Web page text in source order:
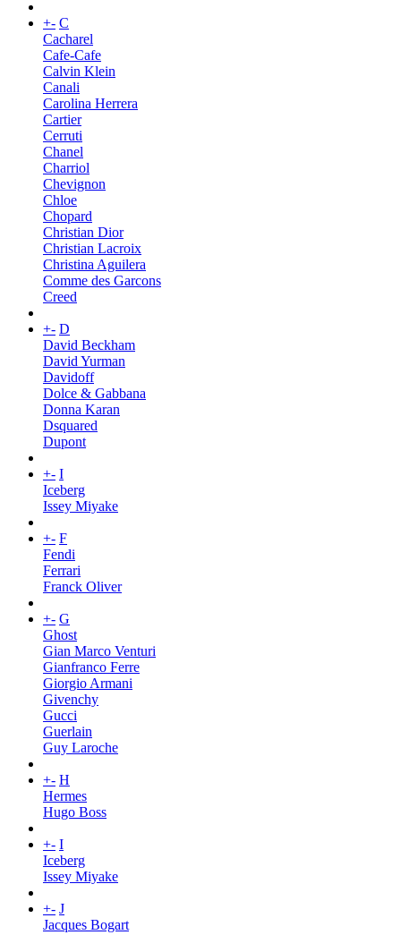
+- C
Cacharel
Cafe-Cafe
Calvin Klein
Canali
Carolina Herrera
Cartier
Cerruti
Chanel
Charriol
Chevignon
Chloe
Chopard
Christian Dior
Christian Lacroix
Christina Aguilera
Comme des Garcons
Creed
+- D
David Beckham
David Yurman
Davidoff
Dolce & Gabbana
Donna Karan
Dsquared
Dupont
+- I
Iceberg
Issey Miyake
+- F
Fendi
Ferrari
Franck Oliver
+- G
Ghost
Gian Marco Venturi
Gianfranco Ferre
Giorgio Armani
Givenchy
Gucci
Guerlain
Guy Laroche
+- H
Hermes
Hugo Boss
+- I
Iceberg
Issey Miyake
+- J
Jacques Bogart